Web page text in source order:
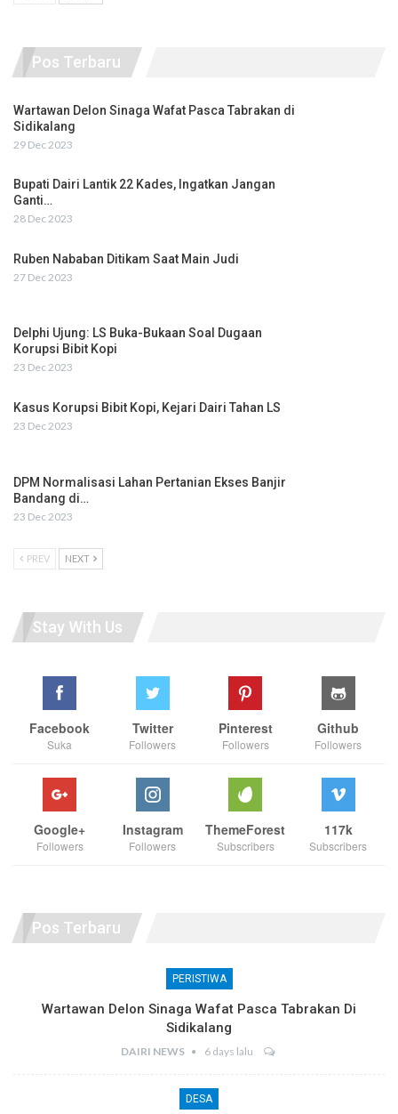
Pos Terbaru
Wartawan Delon Sinaga Wafat Pasca Tabrakan di
Sidikalang
29 Dec 2023
Bupati Dairi Lantik 22 Kades, Ingatkan Jangan
Ganti…
28 Dec 2023
Ruben Nababan Ditikam Saat Main Judi
27 Dec 2023
Delphi Ujung: LS Buka-Bukaan Soal Dugaan
Korupsi Bibit Kopi
23 Dec 2023
Kasus Korupsi Bibit Kopi, Kejari Dairi Tahan LS
23 Dec 2023
DPM Normalisasi Lahan Pertanian Ekses Banjir
Bandang di…
23 Dec 2023
PREV NEXT
Stay With Us
Facebook
Suka
Twitter
Followers
Pinterest
Followers
Github
Followers
Google+
Followers
Instagram
Followers
ThemeForest
Subscribers
117k
Subscribers
Pos Terbaru
PERISTIWA
Wartawan Delon Sinaga Wafat Pasca Tabrakan Di
Sidikalang
DAIRI NEWS 6 days lalu
DESA